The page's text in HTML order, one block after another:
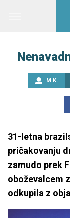
M.K.
31-letna
pričakovanju
zamudo prek
oboževalcem
odkupila z